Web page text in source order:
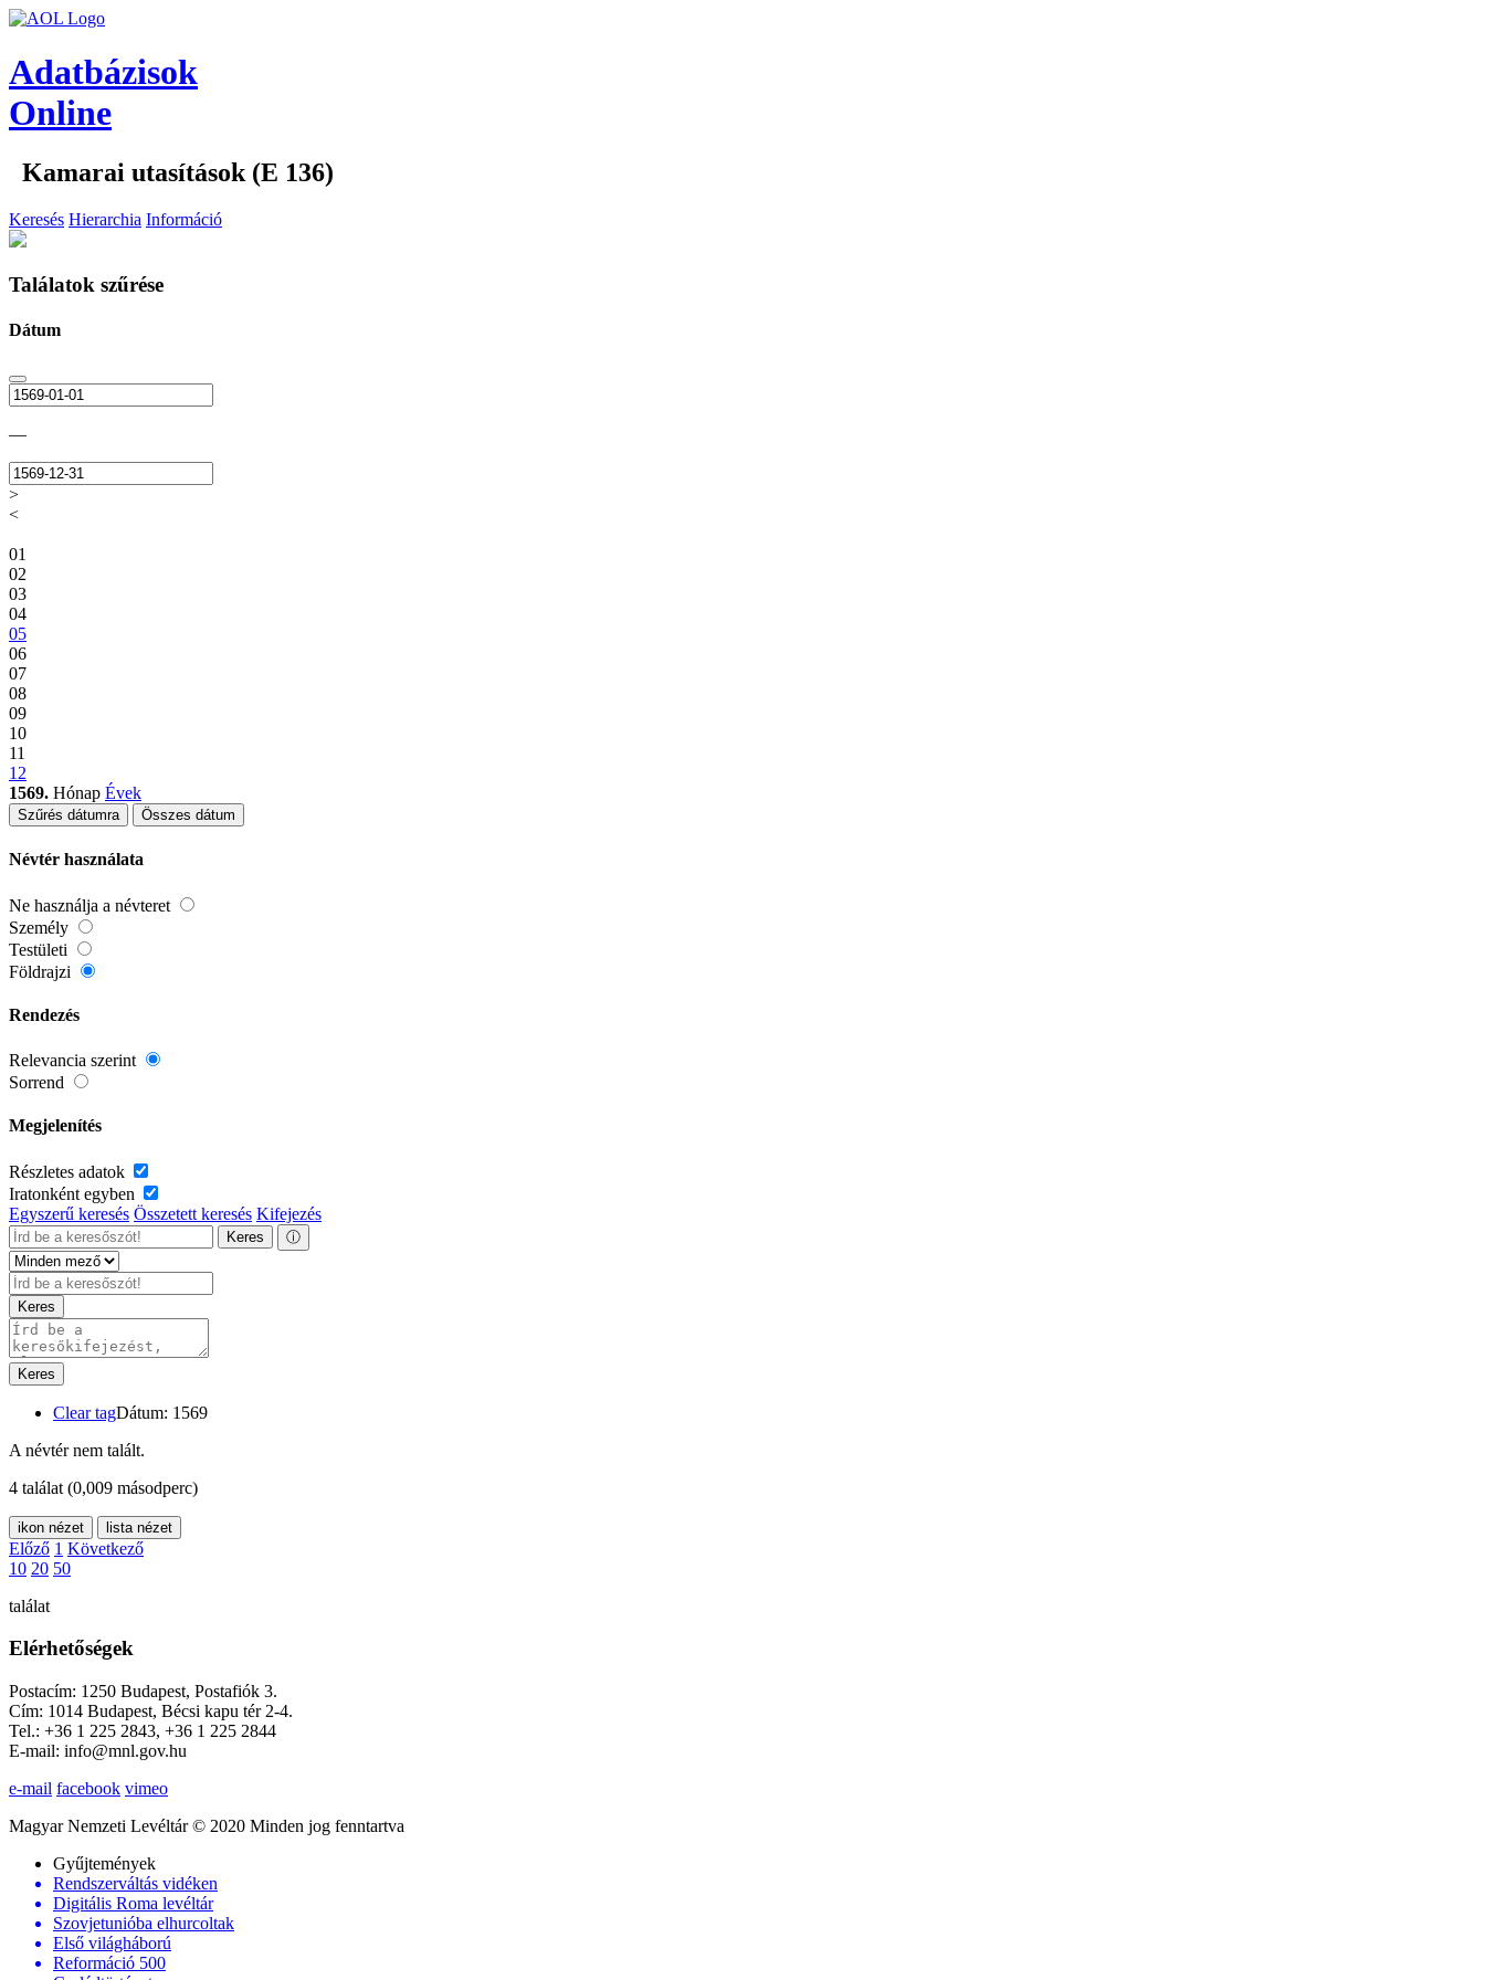
Adatbázisok
Online
Kamarai utasítások (E 136)
Keresés Hierarchia Információ
Találatok szűrése
Dátum
—
>
<
01
02
03
04
05
06
07
08
09
10
11
12
1569. Hónap Évek
Szűrés dátumra Összes dátum
Névtér használata
Ne használja a névteret
Személy
Testületi
Földrajzi
Rendezés
Relevancia szerint
Sorrend
Megjelenítés
Részletes adatok
Iratonként egyben
Egyszerű keresés Összetett keresés Kifejezés
Keres ⓘ
Keres
Keres
Clear tagDátum: 1569
A névtér nem talált.
4 találat (0,009 másodperc)
ikon nézet lista nézet
Előző 1 Következő
10 20 50
találat
Elérhetőségek
Postacím: 1250 Budapest, Postafiók 3.
Cím: 1014 Budapest, Bécsi kapu tér 2-4.
Tel.: +36 1 225 2843, +36 1 225 2844
E-mail: info@mnl.gov.hu
e-mail facebook vimeo
Magyar Nemzeti Levéltár © 2020 Minden jog fenntartva
Gyűjtemények
Rendszerváltás vidéken
Digitális Roma levéltár
Szovjetunióba elhurcoltak
Első világháború
Reformáció 500